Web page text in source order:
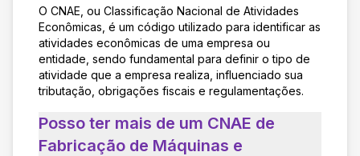
O CNAE, ou Classificação Nacional de Atividades
Econômicas, é um código utilizado para identificar as
atividades econômicas de uma empresa ou
entidade, sendo fundamental para definir o tipo de
atividade que a empresa realiza, influenciado sua
tributação, obrigações fiscais e regulamentações.
Posso ter mais de um CNAE de
Fabricação de Máquinas e